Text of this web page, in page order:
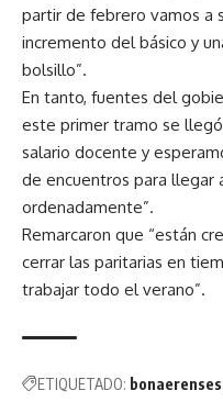
partir de febrero vamos a
incremento del básico y
bolsillo”.
En tanto, fuentes del
este primer tramo se
salario docente y
de encuentros para llegar
ordenadamente”.
Remarcaron que “están
cerrar las paritarias en
trabajar todo el verano”.
ETIQUETADO: bonaerenses